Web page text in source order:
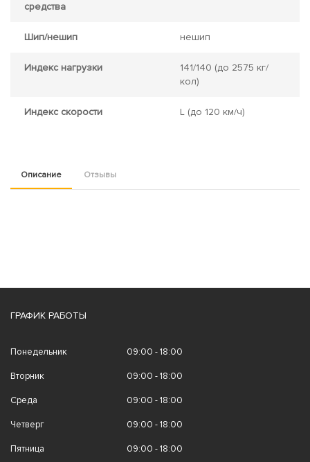
средства
Шип/нешип нешип
Индекс нагрузки 141/140 (до 2575 кг/
кол)
Индекс скорости L (до 120 км/ч)
Описание Отзывы
ГРАФИК РАБОТЫ
Понедельник 09:00 - 18:00
Вторник 09:00 - 18:00
Среда 09:00 - 18:00
Четверг 09:00 - 18:00
Пятница 09:00 - 18:00